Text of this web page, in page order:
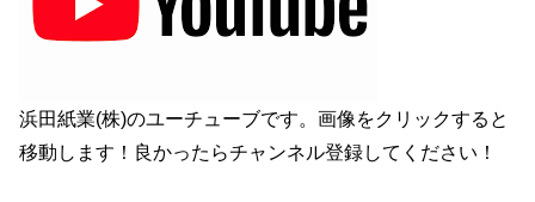
浜田紙業(株)のユーチューブです。画像をクリックすると
移動します！良かったらチャンネル登録してください！